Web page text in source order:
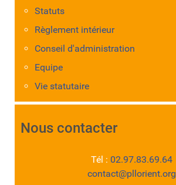
Statuts
Règlement intérieur
Conseil d'administration
Equipe
Vie statutaire
Nous contacter
Tél : 02.97.83.69.64
contact@pllorient.org